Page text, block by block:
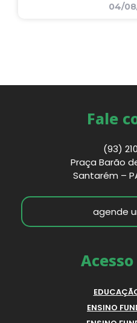
04/
Fale
(93)
Praça Barão
Santarém –
agende
ENSINO